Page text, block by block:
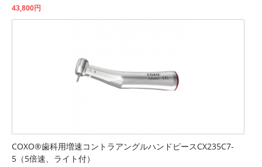
43,800円
COXO®歯科用増速コントラアングルハンドピースCX235C7-
5（5倍速、ライト付）